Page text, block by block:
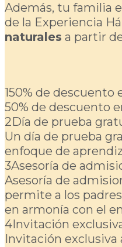
Además, tu familia
de la Experiencia
naturales a partir
150% de descuento
50% de descuento
2Día de prueba
Un día de prueba
enfoque de
3Asesoría de
Asesoría de
permite a los
en armonía con el
4Invitación
Invitación exclusiva